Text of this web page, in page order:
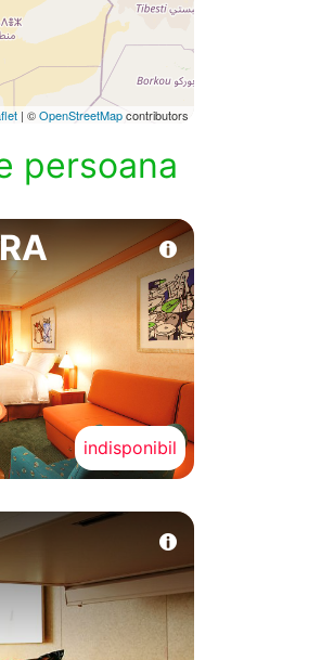
| ©OpenStreetMapcontributors
persoana
indisponibil